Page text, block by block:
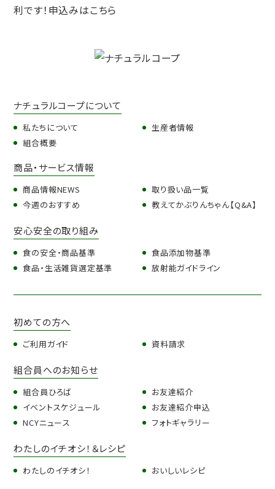
ナチュラルコープについて
私たちについて
組合概要
生産者情報
商品・サービス情報
商品情報NEWS
今週のおすすめ
取り扱い品一覧
教えてかぶりんちゃん【Q&A】
安心安全の取り組み
食の安全・商品基準
食品・生活雑貨選定基準
食品添加物基準
放射能ガイドライン
初めての方へ
ご利用ガイド 資料請求
組合員へのお知らせ
組合員ひろば
イベントスケジュール
NCYニュース
お友達紹介
お友達紹介申込
フォトギャラリー
わたしのイチオシ！＆レシピ
わたしのイチオシ！ おいしいレシピ